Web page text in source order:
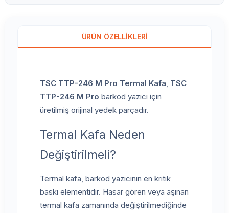
ÜRÜN ÖZELLIKLERI
TSC TTP-246 M Pro Termal Kafa, TSC
TTP-246 M Pro barkod yazıcı için
üretilmiş orijinal yedek parçadır.
Termal Kafa Neden
Değiştirilmeli?
Termal kafa, barkod yazıcının en kritik
baskı elementidir. Hasar gören veya aşınan
termal kafa zamanında değiştirilmediğinde